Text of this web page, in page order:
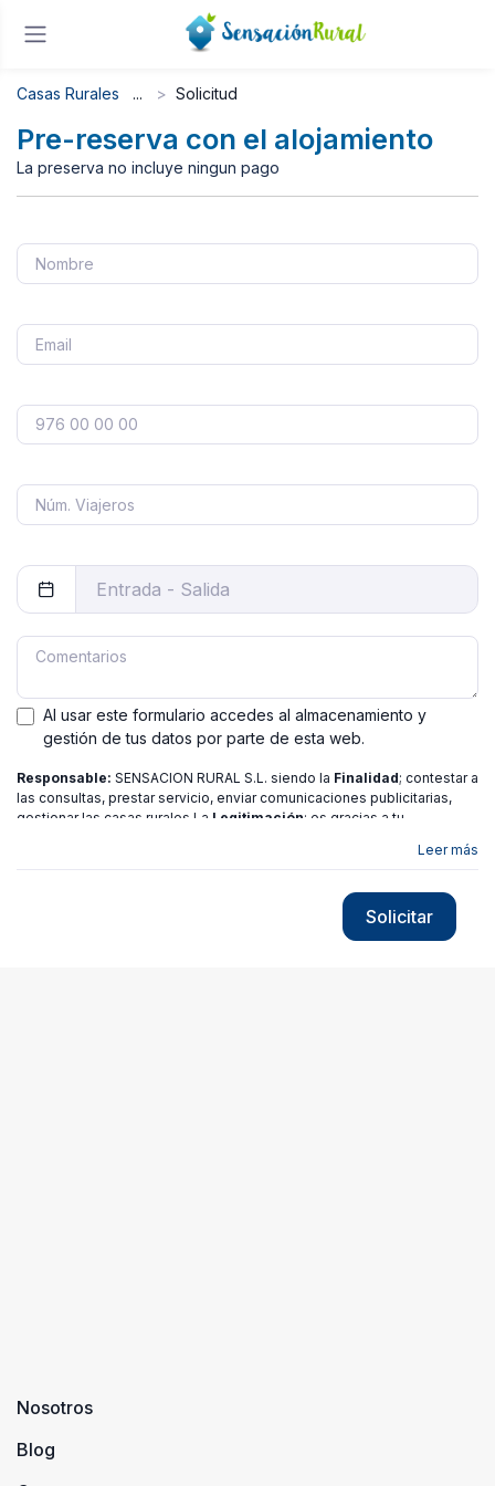
Casas Rurales Solicitud
Pre-reserva con el alojamiento
La preserva no incluye ningun pago
Al usar este formulario accedes al almacenamiento y
gestión de tus datos por parte de esta web.
Responsable: SENSACION RURAL S.L. siendo la Finalidad; contestar a
las consultas, prestar servicio, enviar comunicaciones publicitarias,
gestionar las casas rurales La Legitimación; es gracias a tu
de Acceso,
política de privacidad
Leer más
Solicitar
Nosotros
Blog